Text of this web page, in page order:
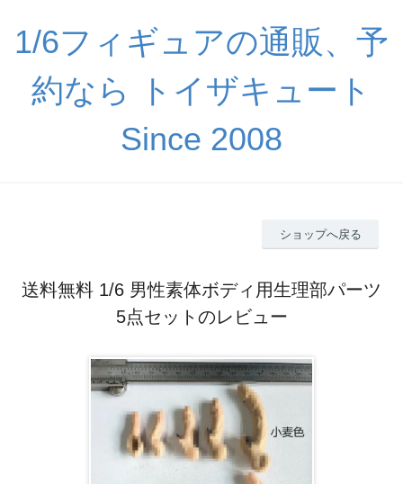
1/6フィギュアの通販、予
約なら トイザキュート
Since 2008
ショップへ戻る
送料無料 1/6 男性素体ボディ用生理部パーツ
5点セットのレビュー